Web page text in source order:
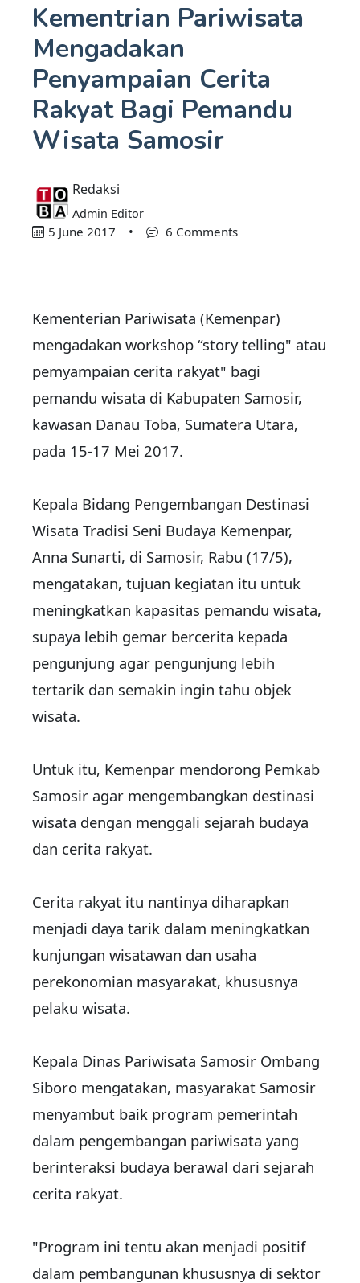
Kementrian Pariwisata
Mengadakan
Penyampaian Cerita
Rakyat Bagi Pemandu
Wisata Samosir
Redaksi
Admin Editor
5 June 2017 • 6 Comments
Kementerian Pariwisata (Kemenpar)
mengadakan workshop “story telling" atau
pemyampaian cerita rakyat" bagi
pemandu wisata di Kabupaten Samosir,
kawasan Danau Toba, Sumatera Utara,
pada 15-17 Mei 2017.
Kepala Bidang Pengembangan Destinasi
Wisata Tradisi Seni Budaya Kemenpar,
Anna Sunarti, di Samosir, Rabu (17/5),
mengatakan, tujuan kegiatan itu untuk
meningkatkan kapasitas pemandu wisata,
supaya lebih gemar bercerita kepada
pengunjung agar pengunjung lebih
tertarik dan semakin ingin tahu objek
wisata.
Untuk itu, Kemenpar mendorong Pemkab
Samosir agar mengembangkan destinasi
wisata dengan menggali sejarah budaya
dan cerita rakyat.
Cerita rakyat itu nantinya diharapkan
menjadi daya tarik dalam meningkatkan
kunjungan wisatawan dan usaha
perekonomian masyarakat, khususnya
pelaku wisata.
Kepala Dinas Pariwisata Samosir Ombang
Siboro mengatakan, masyarakat Samosir
menyambut baik program pemerintah
dalam pengembangan pariwisata yang
berinteraksi budaya berawal dari sejarah
cerita rakyat.
"Program ini tentu akan menjadi positif
dalam pembangunan khususnya di sektor